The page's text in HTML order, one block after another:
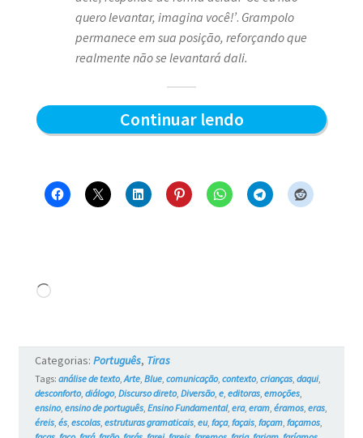
quero levantar, imagina você!’. Grampolo
permanece em sua posição, reforçando que
realmente não se levantará dali.
Continuar lendoQuem
–
#17
Carregando...
Categorias: Português, Tiras
Tags: análise de texto,Arte, Blue, comunicação, contexto, crianças, daqui,
desconforto, diálogo, Discurso direto, Diversão, e, editoras, emoções,
ensino, ensino de português, Ensino Fundamental, era, eram, éramos, eras,
éreis, és, escolas, estruturas gramaticais, eu, faça, façais, façam, façamos,